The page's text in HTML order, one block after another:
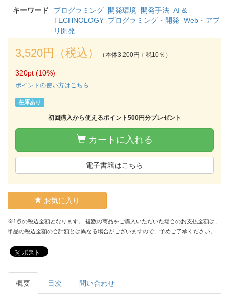
キーワード
プログラミング 開発環境 開発手法 AI &
TECHNOLOGY プログラミング・開発 Web・アプ
リ開発
3,520円（税込） （本体3,200円＋税10％）
320pt (10%)
ポイントの使い方はこちら
在庫あり
初回購入から使えるポイント500円分プレゼント
カートに入れる
電子書籍はこちら
お気に入り
※1点の税込金額となります。 複数の商品をご購入いただいた場合のお支払金額は、
単品の税込金額の合計額とは異なる場合がございますので、予めご了承ください。
ポスト
概要 目次 問い合わせ